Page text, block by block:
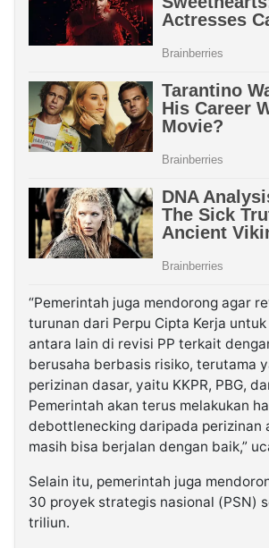
“Pemerintah juga mendorong agar
turunan dari Perpu Cipta Kerja
antara lain di revisi PP terkait
berusaha berbasis risiko, terutama
perizinan dasar, yaitu KKPR, PBG,
Pemerintah akan terus melakukan
debottlenecking daripada perizinan
masih bisa berjalan dengan baik,”
Selain itu, pemerintah juga
30 proyek strategis nasional (PSN)
triliun.